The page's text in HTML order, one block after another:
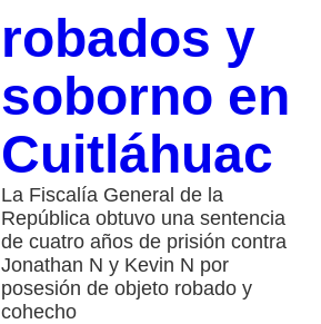
robados y
soborno en
Cuitláhuac
La Fiscalía General de la
República obtuvo una sentencia
de cuatro años de prisión contra
Jonathan N y Kevin N por
posesión de objeto robado y
cohecho